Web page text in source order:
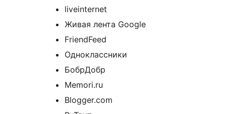
liveinternet
Живая лента Google
FriendFeed
Одноклассники
БобрДобр
Memori.ru
Blogger.com